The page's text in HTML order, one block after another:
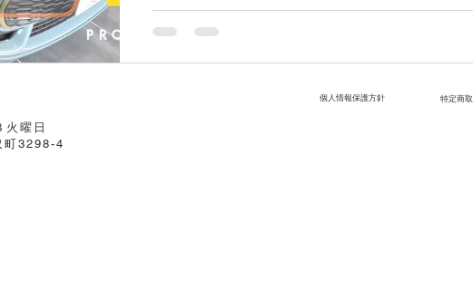
火曜日
町3298-4
個人情報保護方針 特定商